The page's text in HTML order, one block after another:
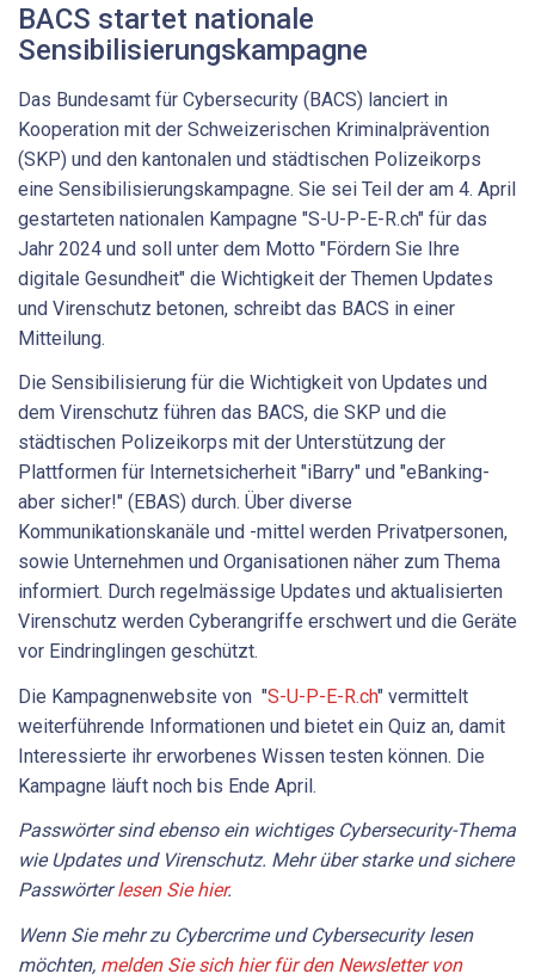
BACS startet nationale
Sensibilisierungskampagne
Das Bundesamt für Cybersecurity (BACS) lanciert in
Kooperation mit der Schweizerischen Kriminalprävention
(SKP) und den kantonalen und städtischen Polizeikorps
eine Sensibilisierungskampagne. Sie sei Teil der am 4. April
gestarteten nationalen Kampagne "S-U-P-E-R.ch" für das
Jahr 2024 und soll unter dem Motto "Fördern Sie Ihre
digitale Gesundheit" die Wichtigkeit der Themen Updates
und Virenschutz betonen, schreibt das BACS in einer
Mitteilung.
Die Sensibilisierung für die Wichtigkeit von Updates und
dem Virenschutz führen das BACS, die SKP und die
städtischen Polizeikorps mit der Unterstützung der
Plattformen für Internetsicherheit "iBarry" und "eBanking-
aber sicher!" (EBAS) durch. Über diverse
Kommunikationskanäle und -mittel werden Privatpersonen,
sowie Unternehmen und Organisationen näher zum Thema
informiert. Durch regelmässige Updates und aktualisierten
Virenschutz werden Cyberangriffe erschwert und die Geräte
vor Eindringlingen geschützt.
Die Kampagnenwebsite von "S-U-P-E-R.ch" vermittelt
weiterführende Informationen und bietet ein Quiz an, damit
Interessierte ihr erworbenes Wissen testen können. Die
Kampagne läuft noch bis Ende April.
Passwörter sind ebenso ein wichtiges Cybersecurity-Thema
wie Updates und Virenschutz. Mehr über starke und sichere
Passwörterlesen Sie hier.
Wenn Sie mehr zu Cybercrime und Cybersecurity lesen
möchten, melden Sie sich hier für den Newsletter von